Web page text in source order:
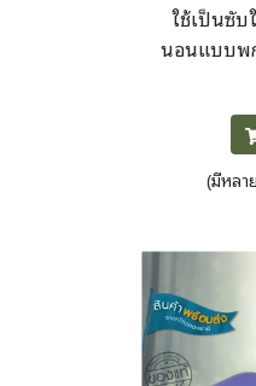
ใช้เป็นซั
นอนแบบพ
สเทล แล
ได้สูงสุด
(มีหล